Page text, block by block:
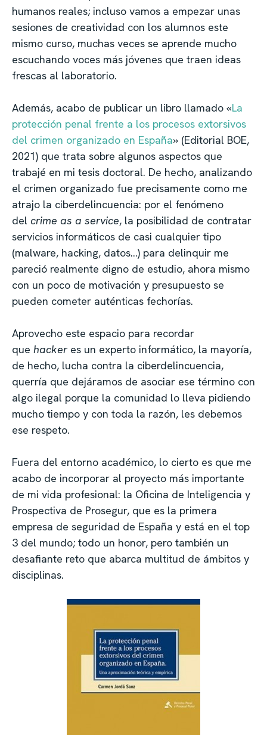
humanos reales; incluso vamos a empezar unas
sesiones de creatividad con los alumnos este
mismo curso, muchas veces se aprende mucho
escuchando voces más jóvenes que traen ideas
frescas al laboratorio.
Además, acabo de publicar un libro llamado «La
protección penal frente a los procesos extorsivos
del crimen organizado en España» (Editorial BOE,
2021) que trata sobre algunos aspectos que
trabajé en mi tesis doctoral. De hecho, analizando
el crimen organizado fue precisamente como me
atrajo la ciberdelincuencia: por el fenómeno
del crime as a service, la posibilidad de contratar
servicios informáticos de casi cualquier tipo
(malware, hacking, datos…) para delinquir me
pareció realmente digno de estudio, ahora mismo
con un poco de motivación y presupuesto se
pueden cometer auténticas fechorías.
Aprovecho este espacio para recordar
que hackeres un experto informático, la mayoría,
de hecho, lucha contra la ciberdelincuencia,
querría que dejáramos de asociar ese término con
algo ilegal porque la comunidad lo lleva pidiendo
mucho tiempo y con toda la razón, les debemos
ese respeto.
Fuera del entorno académico, lo cierto es que me
acabo de incorporar al proyecto más importante
de mi vida profesional: la Oficina de Inteligencia y
Prospectiva de Prosegur, que es la primera
empresa de seguridad de España y está en el top
3 del mundo; todo un honor, pero también un
desafiante reto que abarca multitud de ámbitos y
disciplinas.